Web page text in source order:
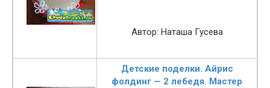
Автор: Наташа Гусева
Детские поделки. Айрис
фолдинг — 2 лебедя. Мастер